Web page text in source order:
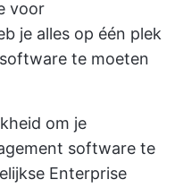
voor
je alles op één plek
te moeten
om je
software te
Enterprise